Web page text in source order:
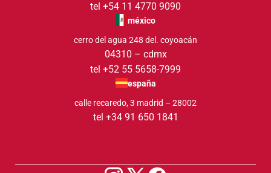
tel +54 11 4770 9090
méxico
cerro del agua 248 del. coyoacán
04310 – cdmx
tel +52 55 5658-7999
españa
calle recaredo, 3 madrid – 28002
tel +34 91 650 1841